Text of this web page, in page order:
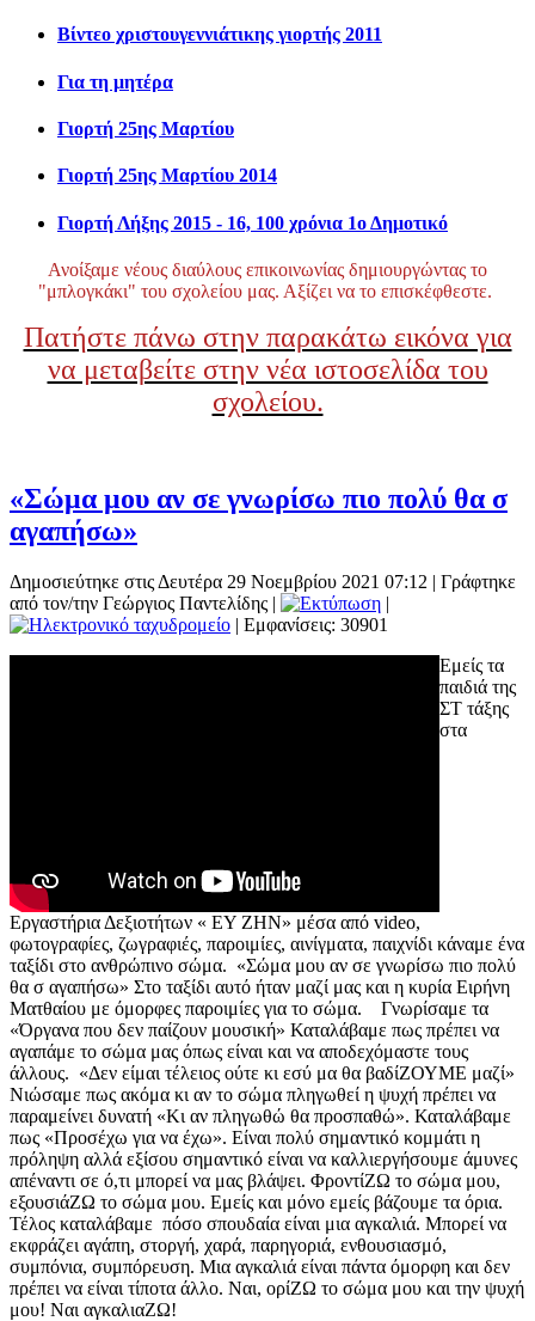
Βίντεο χριστουγεννιάτικης γιορτής 2011
Για τη μητέρα
Γιορτή 25ης Μαρτίου
Γιορτή 25ης Μαρτίου 2014
Γιορτή Λήξης 2015 - 16, 100 χρόνια 1ο Δημοτικό
Ανοίξαμε νέους διαύλους επικοινωνίας δημιουργώντας το
"μπλογκάκι" του σχολείου μας. Αξίζει να το επισκέφθεστε.
Πατήστε πάνω στην παρακάτω εικόνα για
να μεταβείτε στην νέα ιστοσελίδα του
σχολείου.
«Σώμα μου αν σε γνωρίσω πιο πολύ θα σ
αγαπήσω»
Δημοσιεύτηκε στις Δευτέρα 29 Νοεμβρίου 2021 07:12 | Γράφτηκε
από τον/την Γεώργιος Παντελίδης |
|
| Εμφανίσεις: 30901
Εμείς τα
παιδιά της
ΣΤ τάξης
στα
Εργαστήρια Δεξιοτήτων « ΕΥ ΖΗΝ» μέσα από video,
φωτογραφίες, ζωγραφιές, παροιμίες, αινίγματα, παιχνίδι κάναμε ένα
ταξίδι στο ανθρώπινο σώμα. «Σώμα μου αν σε γνωρίσω πιο πολύ
θα σ αγαπήσω» Στο ταξίδι αυτό ήταν μαζί μας και η κυρία Ειρήνη
Ματθαίου με όμορφες παροιμίες για το σώμα. Γνωρίσαμε τα
«Όργανα που δεν παίζουν μουσική» Καταλάβαμε πως πρέπει να
αγαπάμε το σώμα μας όπως είναι και να αποδεχόμαστε τους
άλλους. «Δεν είμαι τέλειος ούτε κι εσύ μα θα βαδίΖΟΥΜΕ μαζί»
Νιώσαμε πως ακόμα κι αν το σώμα πληγωθεί η ψυχή πρέπει να
παραμείνει δυνατή «Κι αν πληγωθώ θα προσπαθώ». Καταλάβαμε
πως «Προσέχω για να έχω». Είναι πολύ σημαντικό κομμάτι η
πρόληψη αλλά εξίσου σημαντικό είναι να καλλιεργήσουμε άμυνες
απέναντι σε ό,τι μπορεί να μας βλάψει. ΦροντίΖΩ το σώμα μου,
εξουσιάΖΩ το σώμα μου. Εμείς και μόνο εμείς βάζουμε τα όρια.
Τέλος καταλάβαμε πόσο σπουδαία είναι μια αγκαλιά. Μπορεί να
εκφράζει αγάπη, στοργή, χαρά, παρηγοριά, ενθουσιασμό,
συμπόνια, συμπόρευση. Μια αγκαλιά είναι πάντα όμορφη και δεν
πρέπει να είναι τίποτα άλλο. Ναι, ορίΖΩ το σώμα μου και την ψυχή
μου! Ναι αγκαλιαΖΩ!